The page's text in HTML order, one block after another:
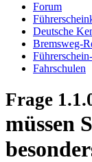
Forum
Deutsche
Bremsweg-
Fahrschulen
Frage
müssen